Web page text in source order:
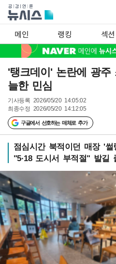
메인 랭킹 섹션
'탱크데이' 논란에 광
늘한 민심
기사등록 2026/05/20 14:05:02
최종수정 2026/05/20 14:12:05
구글에서 선호하는 매체로 추가
점심시간 북적이던 매장 '썰
"5·18 도시서 부적절" 발길